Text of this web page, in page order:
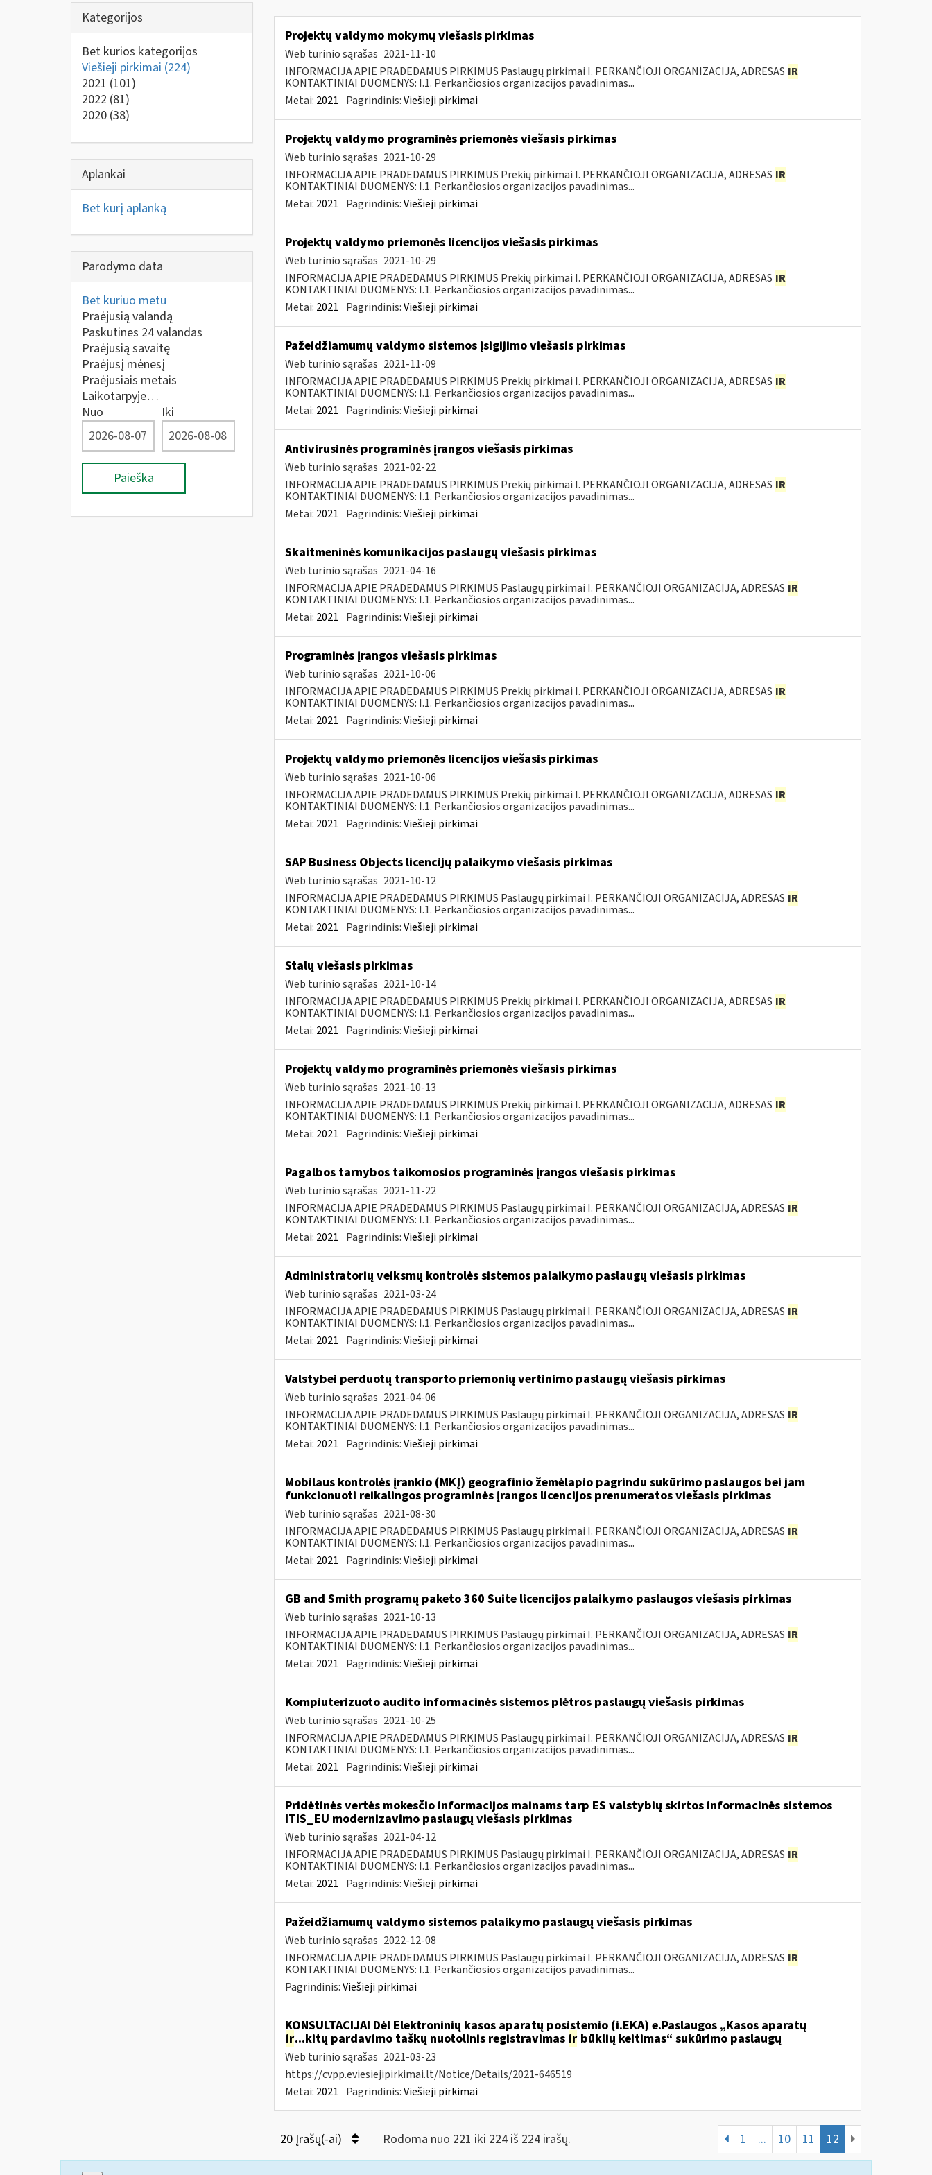
Kategorijos
Bet kurios kategorijos
Viešieji pirkimai (224)
2021 (101)
2022 (81)
2020 (38)
Aplankai
Bet kurį aplanką
Parodymo data
Bet kuriuo metu
Praėjusią valandą
Paskutines 24 valandas
Praėjusią savaitę
Praėjusį mėnesį
Praėjusiais metais
Laikotarpyje…
Nuo
Iki
Paieška
Projektų valdymo mokymų viešasis pirkimas
Web turinio sąrašas 2021-11-10
INFORMACIJA APIE PRADEDAMUS PIRKIMUS Paslaugų pirkimai I. PERKANČIOJI ORGANIZACIJA, ADRESAS IR
KONTAKTINIAI DUOMENYS: I.1. Perkančiosios organizacijos pavadinimas...
Metai: 2021 Pagrindinis:Viešieji pirkimai
Projektų valdymo programinės priemonės viešasis pirkimas
Web turinio sąrašas 2021-10-29
INFORMACIJA APIE PRADEDAMUS PIRKIMUS Prekių pirkimai I. PERKANČIOJI ORGANIZACIJA, ADRESAS IR
KONTAKTINIAI DUOMENYS: I.1. Perkančiosios organizacijos pavadinimas...
Metai: 2021 Pagrindinis:Viešieji pirkimai
Projektų valdymo priemonės licencijos viešasis pirkimas
Web turinio sąrašas 2021-10-29
INFORMACIJA APIE PRADEDAMUS PIRKIMUS Prekių pirkimai I. PERKANČIOJI ORGANIZACIJA, ADRESAS IR
KONTAKTINIAI DUOMENYS: I.1. Perkančiosios organizacijos pavadinimas...
Metai: 2021 Pagrindinis:Viešieji pirkimai
Pažeidžiamumų valdymo sistemos įsigijimo viešasis pirkimas
Web turinio sąrašas 2021-11-09
INFORMACIJA APIE PRADEDAMUS PIRKIMUS Prekių pirkimai I. PERKANČIOJI ORGANIZACIJA, ADRESAS IR
KONTAKTINIAI DUOMENYS: I.1. Perkančiosios organizacijos pavadinimas...
Metai: 2021 Pagrindinis:Viešieji pirkimai
Antivirusinės programinės įrangos viešasis pirkimas
Web turinio sąrašas 2021-02-22
INFORMACIJA APIE PRADEDAMUS PIRKIMUS Prekių pirkimai I. PERKANČIOJI ORGANIZACIJA, ADRESAS IR
KONTAKTINIAI DUOMENYS: I.1. Perkančiosios organizacijos pavadinimas...
Metai: 2021 Pagrindinis:Viešieji pirkimai
Skaitmeninės komunikacijos paslaugų viešasis pirkimas
Web turinio sąrašas 2021-04-16
INFORMACIJA APIE PRADEDAMUS PIRKIMUS Paslaugų pirkimai I. PERKANČIOJI ORGANIZACIJA, ADRESAS IR
KONTAKTINIAI DUOMENYS: I.1. Perkančiosios organizacijos pavadinimas...
Metai: 2021 Pagrindinis:Viešieji pirkimai
Programinės įrangos viešasis pirkimas
Web turinio sąrašas 2021-10-06
INFORMACIJA APIE PRADEDAMUS PIRKIMUS Prekių pirkimai I. PERKANČIOJI ORGANIZACIJA, ADRESAS IR
KONTAKTINIAI DUOMENYS: I.1. Perkančiosios organizacijos pavadinimas...
Metai: 2021 Pagrindinis:Viešieji pirkimai
Projektų valdymo priemonės licencijos viešasis pirkimas
Web turinio sąrašas 2021-10-06
INFORMACIJA APIE PRADEDAMUS PIRKIMUS Prekių pirkimai I. PERKANČIOJI ORGANIZACIJA, ADRESAS IR
KONTAKTINIAI DUOMENYS: I.1. Perkančiosios organizacijos pavadinimas...
Metai: 2021 Pagrindinis:Viešieji pirkimai
SAP Business Objects licencijų palaikymo viešasis pirkimas
Web turinio sąrašas 2021-10-12
INFORMACIJA APIE PRADEDAMUS PIRKIMUS Paslaugų pirkimai I. PERKANČIOJI ORGANIZACIJA, ADRESAS IR
KONTAKTINIAI DUOMENYS: I.1. Perkančiosios organizacijos pavadinimas...
Metai: 2021 Pagrindinis:Viešieji pirkimai
Stalų viešasis pirkimas
Web turinio sąrašas 2021-10-14
INFORMACIJA APIE PRADEDAMUS PIRKIMUS Prekių pirkimai I. PERKANČIOJI ORGANIZACIJA, ADRESAS IR
KONTAKTINIAI DUOMENYS: I.1. Perkančiosios organizacijos pavadinimas...
Metai: 2021 Pagrindinis:Viešieji pirkimai
Projektų valdymo programinės priemonės viešasis pirkimas
Web turinio sąrašas 2021-10-13
INFORMACIJA APIE PRADEDAMUS PIRKIMUS Prekių pirkimai I. PERKANČIOJI ORGANIZACIJA, ADRESAS IR
KONTAKTINIAI DUOMENYS: I.1. Perkančiosios organizacijos pavadinimas...
Metai: 2021 Pagrindinis:Viešieji pirkimai
Pagalbos tarnybos taikomosios programinės įrangos viešasis pirkimas
Web turinio sąrašas 2021-11-22
INFORMACIJA APIE PRADEDAMUS PIRKIMUS Paslaugų pirkimai I. PERKANČIOJI ORGANIZACIJA, ADRESAS IR
KONTAKTINIAI DUOMENYS: I.1. Perkančiosios organizacijos pavadinimas...
Metai: 2021 Pagrindinis:Viešieji pirkimai
Administratorių veiksmų kontrolės sistemos palaikymo paslaugų viešasis pirkimas
Web turinio sąrašas 2021-03-24
INFORMACIJA APIE PRADEDAMUS PIRKIMUS Paslaugų pirkimai I. PERKANČIOJI ORGANIZACIJA, ADRESAS IR
KONTAKTINIAI DUOMENYS: I.1. Perkančiosios organizacijos pavadinimas...
Metai: 2021 Pagrindinis:Viešieji pirkimai
Valstybei perduotų transporto priemonių vertinimo paslaugų viešasis pirkimas
Web turinio sąrašas 2021-04-06
INFORMACIJA APIE PRADEDAMUS PIRKIMUS Paslaugų pirkimai I. PERKANČIOJI ORGANIZACIJA, ADRESAS IR
KONTAKTINIAI DUOMENYS: I.1. Perkančiosios organizacijos pavadinimas...
Metai: 2021 Pagrindinis:Viešieji pirkimai
Mobilaus kontrolės įrankio (MKĮ) geografinio žemėlapio pagrindu sukūrimo paslaugos bei jam
funkcionuoti reikalingos programinės įrangos licencijos prenumeratos viešasis pirkimas
Web turinio sąrašas 2021-08-30
INFORMACIJA APIE PRADEDAMUS PIRKIMUS Paslaugų pirkimai I. PERKANČIOJI ORGANIZACIJA, ADRESAS IR
KONTAKTINIAI DUOMENYS: I.1. Perkančiosios organizacijos pavadinimas...
Metai: 2021 Pagrindinis:Viešieji pirkimai
GB and Smith programų paketo 360 Suite licencijos palaikymo paslaugos viešasis pirkimas
Web turinio sąrašas 2021-10-13
INFORMACIJA APIE PRADEDAMUS PIRKIMUS Paslaugų pirkimai I. PERKANČIOJI ORGANIZACIJA, ADRESAS IR
KONTAKTINIAI DUOMENYS: I.1. Perkančiosios organizacijos pavadinimas...
Metai: 2021 Pagrindinis:Viešieji pirkimai
Kompiuterizuoto audito informacinės sistemos plėtros paslaugų viešasis pirkimas
Web turinio sąrašas 2021-10-25
INFORMACIJA APIE PRADEDAMUS PIRKIMUS Paslaugų pirkimai I. PERKANČIOJI ORGANIZACIJA, ADRESAS IR
KONTAKTINIAI DUOMENYS: I.1. Perkančiosios organizacijos pavadinimas...
Metai: 2021 Pagrindinis:Viešieji pirkimai
Pridėtinės vertės mokesčio informacijos mainams tarp ES valstybių skirtos informacinės sistemos
ITIS_EU modernizavimo paslaugų viešasis pirkimas
Web turinio sąrašas 2021-04-12
INFORMACIJA APIE PRADEDAMUS PIRKIMUS Paslaugų pirkimai I. PERKANČIOJI ORGANIZACIJA, ADRESAS IR
KONTAKTINIAI DUOMENYS: I.1. Perkančiosios organizacijos pavadinimas...
Metai: 2021 Pagrindinis:Viešieji pirkimai
Pažeidžiamumų valdymo sistemos palaikymo paslaugų viešasis pirkimas
Web turinio sąrašas 2022-12-08
INFORMACIJA APIE PRADEDAMUS PIRKIMUS Paslaugų pirkimai I. PERKANČIOJI ORGANIZACIJA, ADRESAS IR
KONTAKTINIAI DUOMENYS: I.1. Perkančiosios organizacijos pavadinimas...
Pagrindinis:Viešieji pirkimai
KONSULTACIJAI Dėl Elektroninių kasos aparatų posistemio (i.EKA) e.Paslaugos „Kasos aparatų
ir...kitų pardavimo taškų nuotolinis registravimas irbūklių keitimas“ sukūrimo paslaugų
Web turinio sąrašas 2021-03-23
https://cvpp.eviesiejipirkimai.lt/Notice/Details/2021-646519
Metai: 2021 Pagrindinis:Viešieji pirkimai
20 Įrašų(-ai) Rodoma nuo 221 iki 224 iš 224 irašų. 1 ... 10 11 12